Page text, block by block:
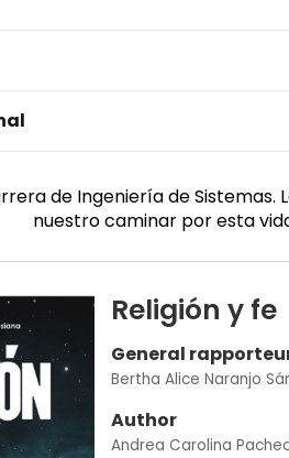
de Ingeniería de
nuestro caminar por esta
Religión y fe
General
Bertha Alice Naranjo
Author
Andrea Carolina